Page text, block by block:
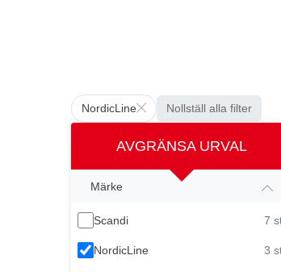
NordicLine Nollställ alla filter
AVGRÄNSA URVAL
Märke
Scandi 7
NordicLine 3